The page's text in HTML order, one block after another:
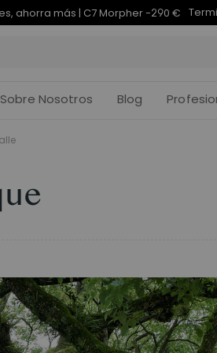
ahorra más | E7 Plus -200 €
Sobre Nosotros Blog